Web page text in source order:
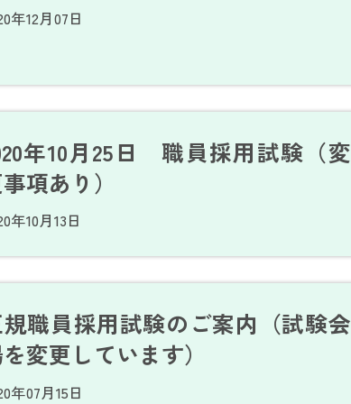
年12月07日
年10月25日 職員採用試験（変
項あり）
年10月13日
職員採用試験のご案内（試験会
変更しています）
年07月15日